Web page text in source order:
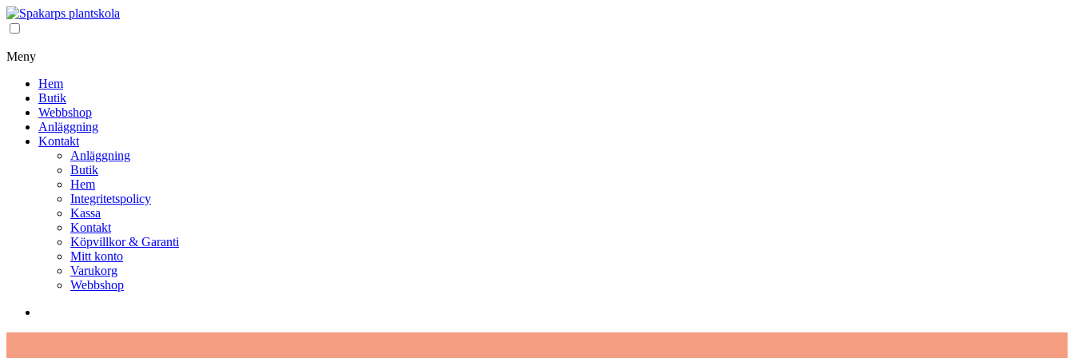
Meny
Hem
Butik
Webbshop
Anläggning
Kontakt
Anläggning
Butik
Hem
Integritetspolicy
Kassa
Kontakt
Köpvillkor & Garanti
Mitt konto
Varukorg
Webbshop